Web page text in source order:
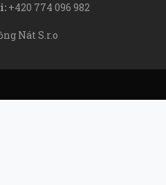
+420 774 096 982
Nát S.r.o